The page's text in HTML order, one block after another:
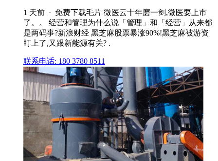
1 天前 · 免费下载毛片 微医云十年磨一剑,微医要上市
了。。 经营和管理为什么说「管理」和「经营」从来都
是两码事?新浪财经 黑芝麻股票暴涨90%!黑芝麻被游资
盯上了,又跟新能源有关? .
联系电话: 180 3780 8511